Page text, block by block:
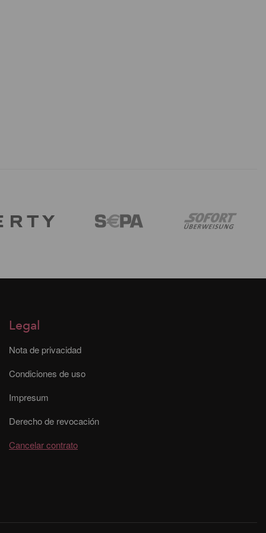
Legal
Nota de privacidad
Condiciones de uso
Impresum
Derecho de revocación
Cancelar contrato